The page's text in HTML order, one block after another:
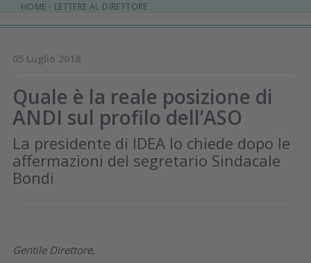
HOME - LETTERE AL DIRETTORE
05 Luglio 2018
Quale è la reale posizione di
ANDI sul profilo dell’ASO
La presidente di IDEA lo chiede dopo le
affermazioni del segretario Sindacale
Bondi
Gentile Direttore,